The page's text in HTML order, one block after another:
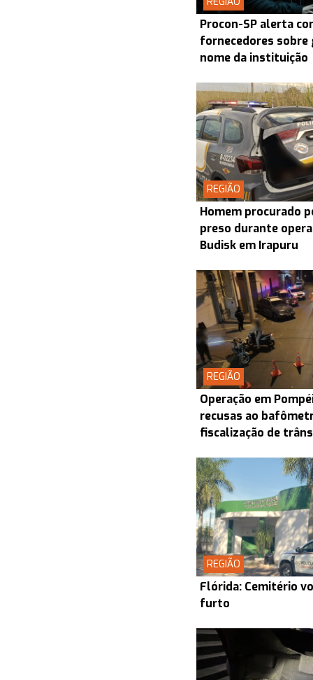
Procon-SP alerta
fornecedores
nome da instituição
REGIÃO
Homem procurado
preso durante
Budisk em Irapuru
REGIÃO
Operação em
recusas ao
fiscalização de
REGIÃO
Flórida: Cemitério
furto